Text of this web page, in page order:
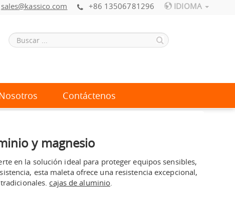
sales@kassico.com +86 13506781296 IDIOMA
Contáctenos
y magnesio
en la solución ideal para proteger equipos sensibles,
esta maleta ofrece una resistencia excepcional,
cajas de aluminio